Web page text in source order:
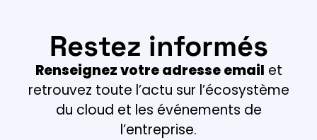
Restez informés
Renseignez votre adresse email et
retrouvez toute l’actu sur l’écosystème
du cloud et les événements de
l’entreprise.